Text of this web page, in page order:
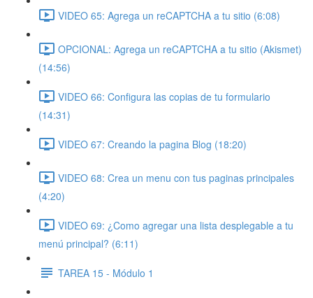
VIDEO 65: Agrega un reCAPTCHA a tu sitio (6:08)
OPCIONAL: Agrega un reCAPTCHA a tu sitio (Akismet)
(14:56)
VIDEO 66: Configura las copias de tu formulario
(14:31)
VIDEO 67: Creando la pagina Blog (18:20)
VIDEO 68: Crea un menu con tus paginas principales
(4:20)
VIDEO 69: ¿Como agregar una lista desplegable a tu
menú principal? (6:11)
TAREA 15 - Módulo 1